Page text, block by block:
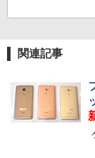
関連記事